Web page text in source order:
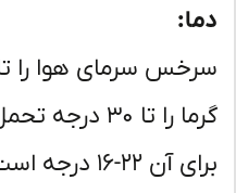
گرما را تا ۳۰
برای آن ۲۲-۱۶